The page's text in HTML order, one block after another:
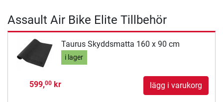
Assault Air Bike Elite Tillbehör
Taurus Skyddsmatta 160 x 90 cm
i lager
599,00kr lägg i varukorg